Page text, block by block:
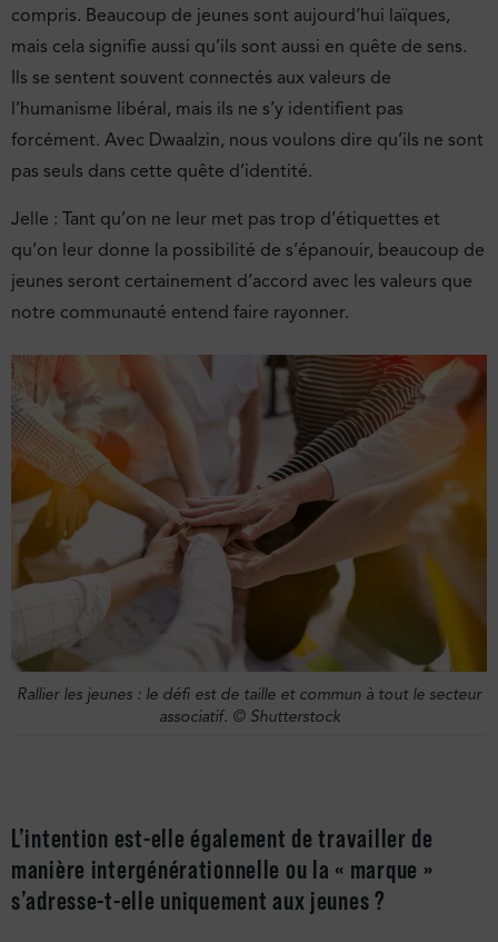
compris. Beaucoup de jeunes sont aujourd’hui laïques,
mais cela signifie aussi qu’ils sont aussi en quête de sens.
Ils se sentent souvent connectés aux valeurs de
l’humanisme libéral, mais ils ne s’y identifient pas
forcément. Avec Dwaalzin, nous voulons dire qu’ils ne sont
pas seuls dans cette quête d’identité.
Jelle : Tant qu’on ne leur met pas trop d’étiquettes et
qu’on leur donne la possibilité de s’épanouir, beaucoup de
jeunes seront certainement d’accord avec les valeurs que
notre communauté entend faire rayonner.
Rallier les jeunes : le défi est de taille et commun à tout le secteur
associatif. © Shutterstock
L’intention est-elle également de travailler de
manière intergénérationnelle ou la « marque »
s’adresse-t-elle uniquement aux jeunes ?